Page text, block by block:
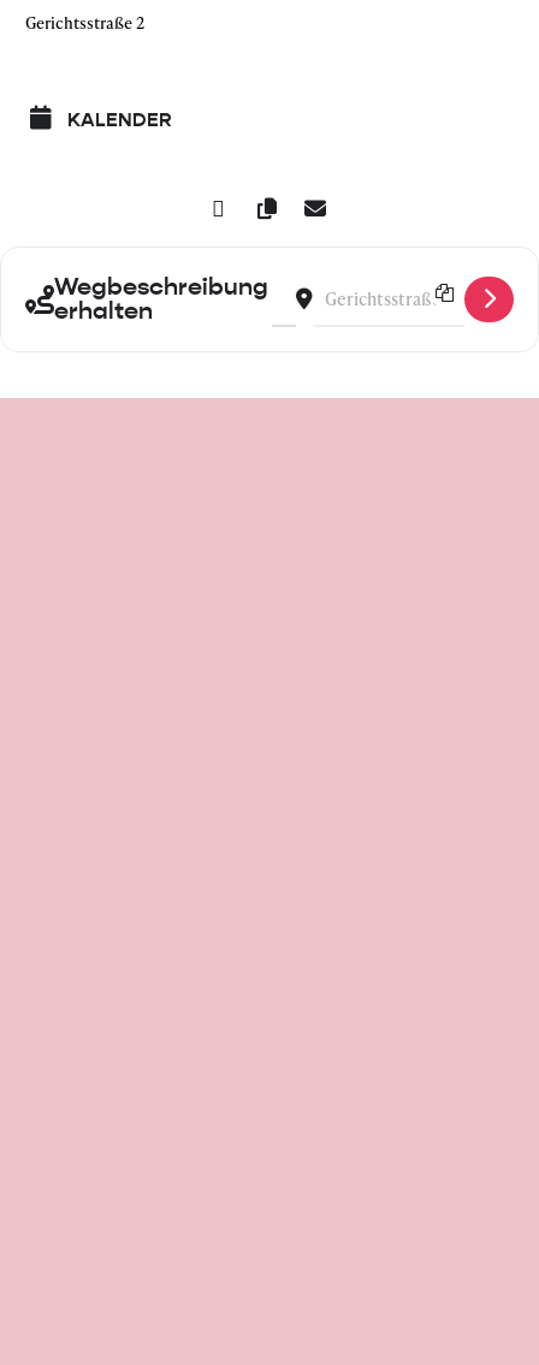
Gerichtsstraße 2
KALENDER
Wegbeschreibung
erhalten
Address - Stricken mit Gefühl!
Destination Address -